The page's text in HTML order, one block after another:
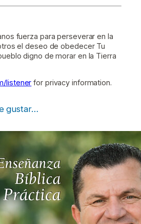
fuerza para perseverar en la
el deseo de obedecer Tu
digno de morar en la Tierra
listener for privacy information.
gustar…